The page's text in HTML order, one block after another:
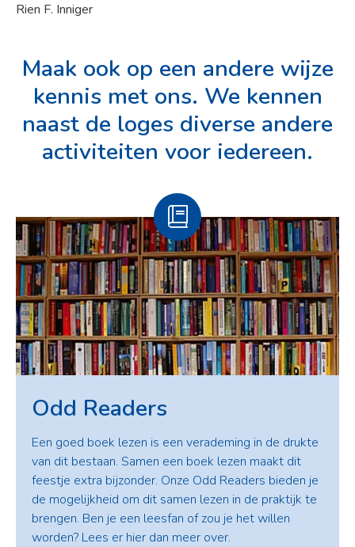
Rien F. Inniger
Maak ook op een andere wijze
kennis met ons. We kennen
naast de loges diverse andere
activiteiten voor iedereen.
Odd Readers
Een goed boek lezen is een verademing in de drukte
van dit bestaan. Samen een boek lezen maakt dit
feestje extra bijzonder. Onze Odd Readers bieden je
de mogelijkheid om dit samen lezen in de praktijk te
brengen. Ben je een leesfan of zou je het willen
worden? Lees er hier dan meer over.